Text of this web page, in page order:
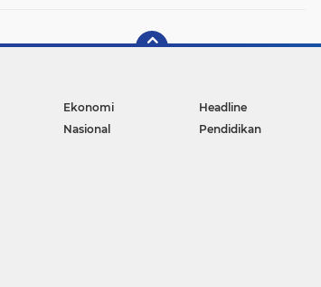
Ekonomi Headline
Nasional Pendidikan